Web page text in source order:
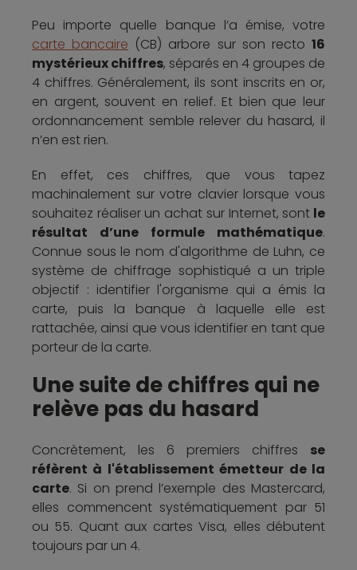
Peu importe quelle banque l’a émise, votre
carte bancaire (CB) arbore sur son recto16
mystérieux chiffres, séparés en 4 groupes de
4 chiffres. Généralement, ils sont inscrits en or,
en argent, souvent en relief. Et bien que leur
ordonnancement semble relever du hasard, il
n’en est rien.
En effet, ces chiffres, que vous tapez
machinalement sur votre clavier lorsque vous
souhaitez réaliser un achat sur Internet, sont le
résultat d’une formule mathématique.
Connue sous le nom d'algorithme de Luhn, ce
système de chiffrage sophistiqué a un triple
objectif : identifier l'organisme qui a émis la
carte, puis la banque à laquelle elle est
rattachée, ainsi que vous identifier en tant que
porteur de la carte.
Une suite de chiffres qui ne
relève pas du hasard
Concrètement, les 6 premiers chiffres se
réfèrent à l'établissement émetteur de la
carte. Si on prend l’exemple des Mastercard,
elles commencent systématiquement par 51
ou 55. Quant aux cartes Visa, elles débutent
toujours par un 4.